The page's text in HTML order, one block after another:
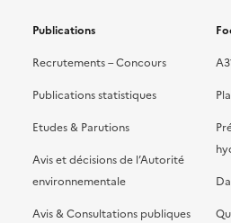
Publications
Recrutements – Concours
Publications statistiques
Etudes & Parutions
Avis et décisions de l’Autorité
environnementale
Avis & Consultations publiques